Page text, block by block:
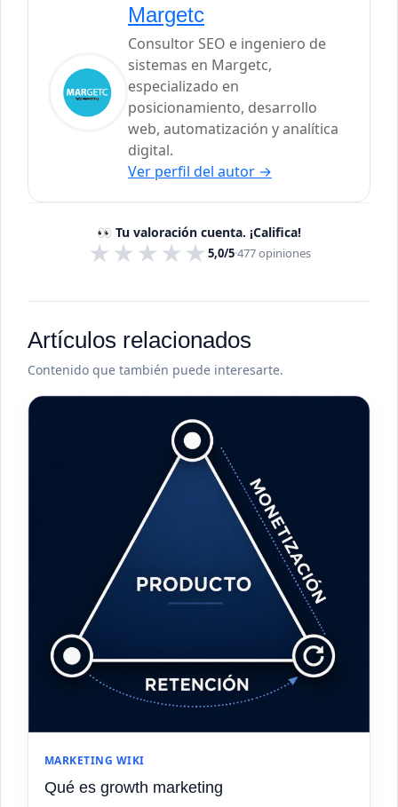
Margetc
Consultor SEO e ingeniero de
sistemas en Margetc,
especializado en
posicionamiento, desarrollo
web, automatización y analítica
digital.
Ver perfil del autor →
👀 Tu valoración cuenta. ¡Califica!
★
★
★
★
★ 5,0/5·477opiniones
Artículos relacionados
Contenido que también puede interesarte.
MARKETING WIKI
Qué es growth marketing